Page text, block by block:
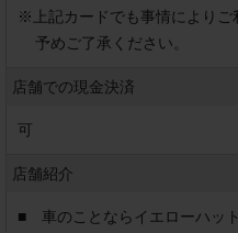
※
上記カードでも事情により
予めご了承ください。
店舗での現金決済
可
店舗紹介
■　車のことならイエローハッ